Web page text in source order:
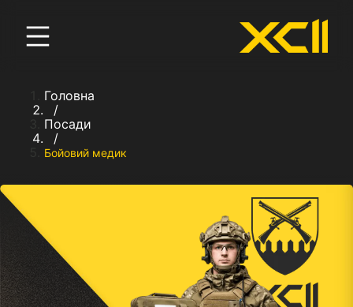
Головна
/
Посади
/
Бойовий медик